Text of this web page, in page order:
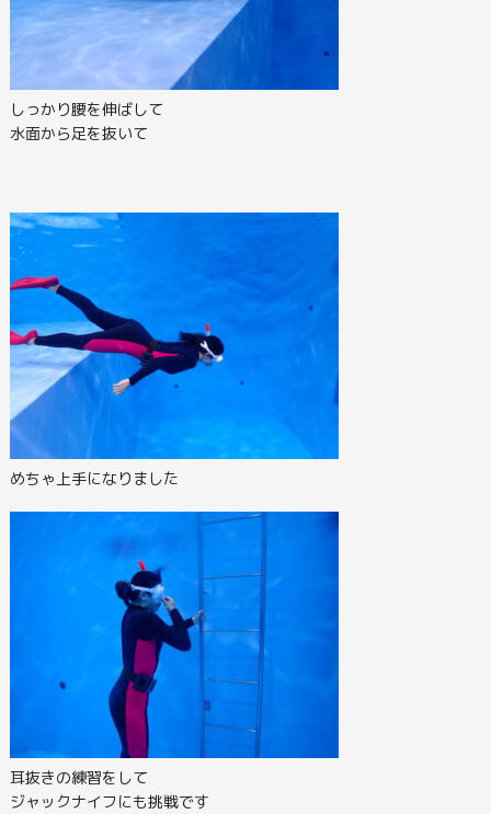
しっかり腰を伸ばして
水面から足を抜いて
めちゃ上手になりました
耳抜きの練習をして
ジャックナイフにも挑戦です